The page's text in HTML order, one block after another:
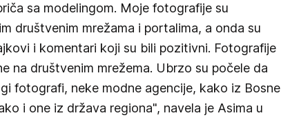
sa modelingom. Moje fotografije su
društvenim mrežama i portalima, a onda su
i komentari koji su bili pozitivni. Fotografije
na društvenim mrežema. Ubrzo su počele da
fotografi, neke modne agencije, kako iz Bosne
i one iz država regiona", navela je Asima u